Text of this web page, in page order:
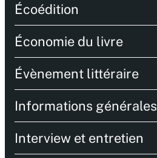
Écoédition
Économie du livre
Évènement littéraire
Informations générales
Interview et entretien